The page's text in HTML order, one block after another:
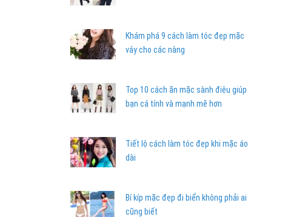
Khám phá 9 cách làm tóc đẹp mặc
váy cho các nàng
Top 10 cách ăn mặc sành điệu giúp
bạn cá tính và mạnh mẽ hơn
Tiết lộ cách làm tóc đẹp khi mặc áo
dài
Bí kíp mặc đẹp đi biển không phải ai
cũng biết